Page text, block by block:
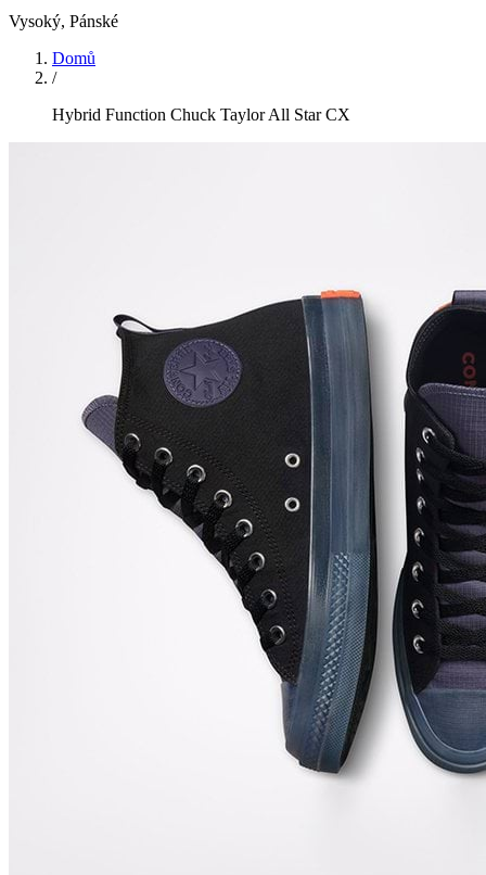
Vysoký, Pánské
Domů
/
Hybrid Function Chuck Taylor All Star CX